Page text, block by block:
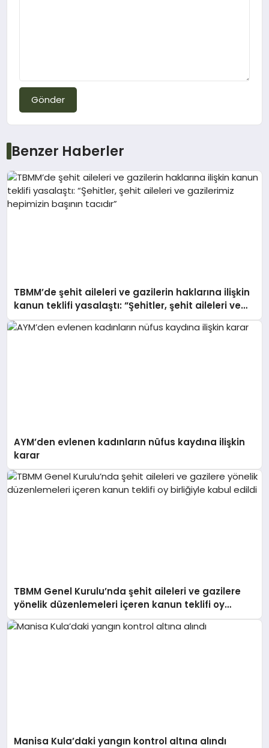
Gönder
Benzer Haberler
TBMM’de şehit aileleri ve gazilerin haklarına ilişkin
kanun teklifi yasalaştı: “Şehitler, şehit aileleri ve
gazilerimiz hepimizin başının tacıdır”
AYM’den evlenen kadınların nüfus kaydına ilişkin
karar
TBMM Genel Kurulu’nda şehit aileleri ve gazilere
yönelik düzenlemeleri içeren kanun teklifi oy
birliğiyle kabul edildi
Manisa Kula’daki yangın kontrol altına alındı